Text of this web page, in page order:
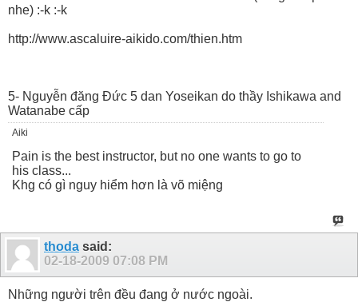
nhe) :-k :-k
http://www.ascaluire-aikido.com/thien.htm
5- Nguyễn đăng Đức 5 dan Yoseikan do thầy Ishikawa and
Watanabe cấp
Aiki
Pain is the best instructor, but no one wants to go to
his class...
Khg có gì nguy hiểm hơn là võ miệng
thoda said:
02-18-2009 07:08 PM
Những người trên đều đang ở nước ngoài.